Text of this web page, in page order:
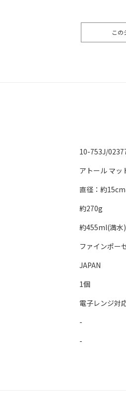
この
10-753J/
アトール マッ
直径：約
約270g
約455ml(満水)
ファインポー
JAPAN
1個
電子レンジ
-
-